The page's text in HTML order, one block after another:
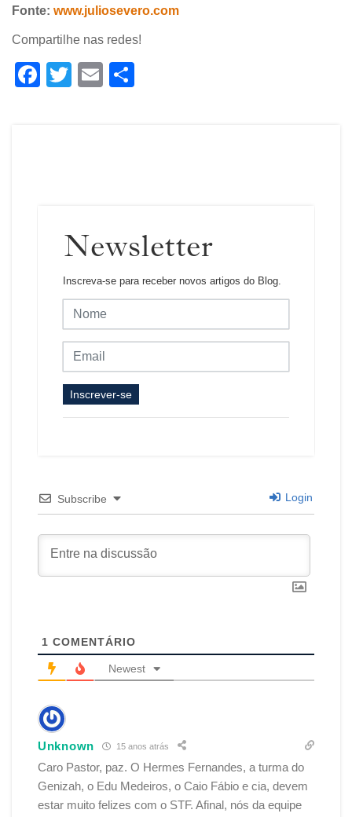
Fonte: www.juliosevero.com
Compartilhe nas redes!
Facebook
TwitterEmail
Newsletter
Inscreva-se para receber novos artigos do Blog.
Inscrever-se
Subscribe Login
1 COMENTÁRIO
Newest
Unknown 15 anos atrás
Caro Pastor, paz. O Hermes Fernandes, a turma do
Genizah, o Edu Medeiros, o Caio Fábio e cia, devem
estar muito felizes com o STF. Afinal, nós da equipe